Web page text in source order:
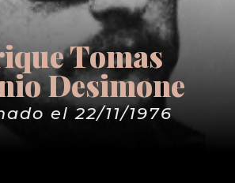
Tomas
Desimone
el 22/11/1976